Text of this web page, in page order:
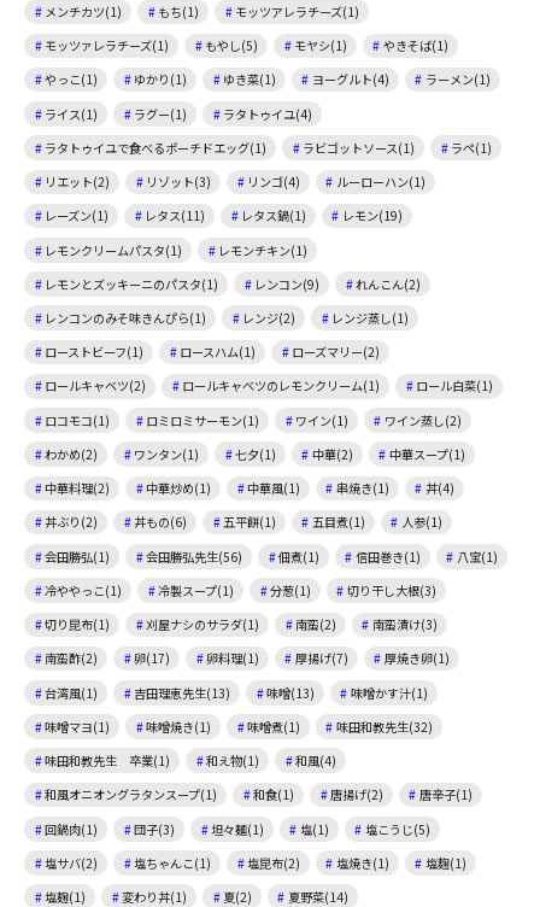
メンチカツ(1)
もち(1)
モッツアレラチーズ(1)
モッツァレラチーズ(1)
もやし(5) モヤシ(1)
やきそば(1)
やっこ(1)
ゆかり(1) ゆき菜(1) ヨーグルト(4)
ラーメン(1)
ライス(1)
ラグー(1)
ラタトゥイユ(4)
ラタトゥイユで食べるポーチドエッグ(1)
ラビゴットソース(1)
ラペ(1)
リエット(2)
リゾット(3) リンゴ(4)
ルーローハン(1)
レーズン(1)
レタス(11) レタス鍋(1)
レモン(19)
レモンクリームパスタ(1)
レモンチキン(1)
レモンとズッキーニのパスタ(1)
レンコン(9)
れんこん(2)
レンコンのみそ味きんぴら(1)
レンジ(2)
レンジ蒸し(1)
ローストビーフ(1)
ロースハム(1)
ローズマリー(2)
ロールキャベツ(2)
ロールキャベツのレモンクリーム(1)
ロール白菜(1)
ロコモコ(1)
ロミロミサーモン(1) ワイン(1)
ワイン蒸し(2)
わかめ(2)
ワンタン(1) 七夕(1) 中華(2)
中華スープ(1)
中華料理(2)
中華炒め(1) 中華風(1) 串焼き(1)
丼(4)
丼ぶり(2)
丼もの(6) 五平餅(1) 五目煮(1)
人参(1)
会田勝弘(1)
会田勝弘先生(56) 佃煮(1) 信田巻き(1)
八宝(1)
冷ややっこ(1)
冷製スープ(1) 分葱(1)
切り干し大根(3)
切り昆布(1)
刈屋ナシのサラダ(1) 南蛮(2)
南蛮漬け(3)
南蛮酢(2)
卵(17) 卵料理(1) 厚揚げ(7)
厚焼き卵(1)
台湾風(1)
吉田理恵先生(13) 味噌(13)
味噌かす汁(1)
味噌マヨ(1)
味噌焼き(1) 味噌煮(1)
味田和教先生(32)
味田和教先生 卒業(1)
和え物(1)
和風(4)
和風オニオングラタンスープ(1)
和食(1) 唐揚げ(2)
唐辛子(1)
回鍋肉(1)
団子(3) 坦々麺(1) 塩(1)
塩こうじ(5)
塩サバ(2)
塩ちゃんこ(1) 塩昆布(2) 塩焼き(1)
塩麴(1)
塩麹(1)
変わり丼(1) 夏(2)
夏野菜(14)